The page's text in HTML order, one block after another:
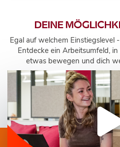
DEINE
Egal auf welchem Einstiegslevel
Entdecke ein Arbeitsumfeld,
etwas bewegen und dich